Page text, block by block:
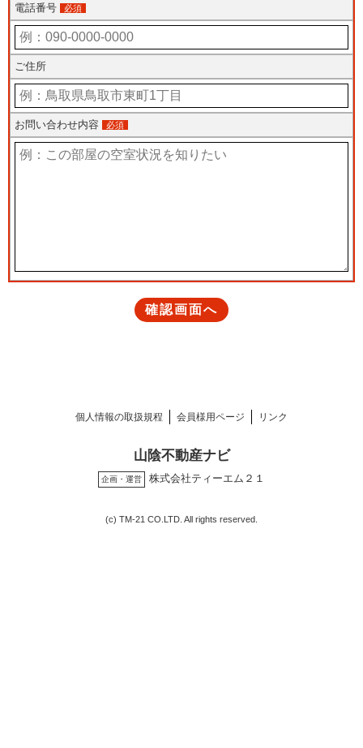
個人情報の取扱規程 会員様用ページ リンク
山陰不動産ナビ
企画・運営 株式会社ティーエム２１
(c) TM-21 CO.LTD. All rights reserved.